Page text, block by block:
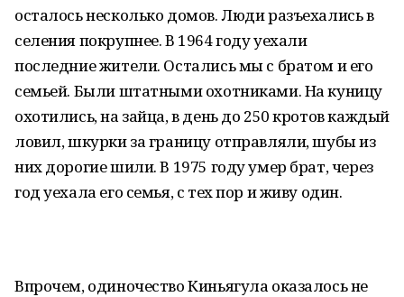
осталось несколько домов. Люди разъехались в
селения покрупнее. В 1964 году уехали
последние жители. Остались мы с братом и его
семьей. Были штатными охотниками. На куницу
охотились, на зайца, в день до 250 кротов каждый
ловил, шкурки за границу отправляли, шубы из
них дорогие шили. В 1975 году умер брат, через
год уехала его семья, с тех пор и живу один.
Впрочем, одиночество Киньягула оказалось не